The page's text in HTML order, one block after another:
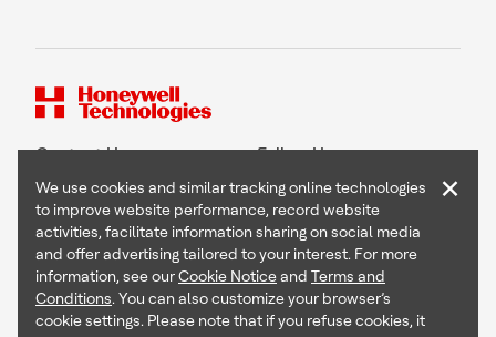
Contact Us Follow Us
Copyright © 2026 Honeywell International Inc
Terms & Conditions
Privacy Statement
Your Privacy Choices
We use cookies and similar tracking online technologies
to improve website performance, record website
activities, facilitate information sharing on social media
and offer advertising tailored to your interest. For more
information, see ourCookie Noticeand Terms and
Conditions. You can also customize your browser’s
cookie settings. Please note that if you refuse cookies, it
×